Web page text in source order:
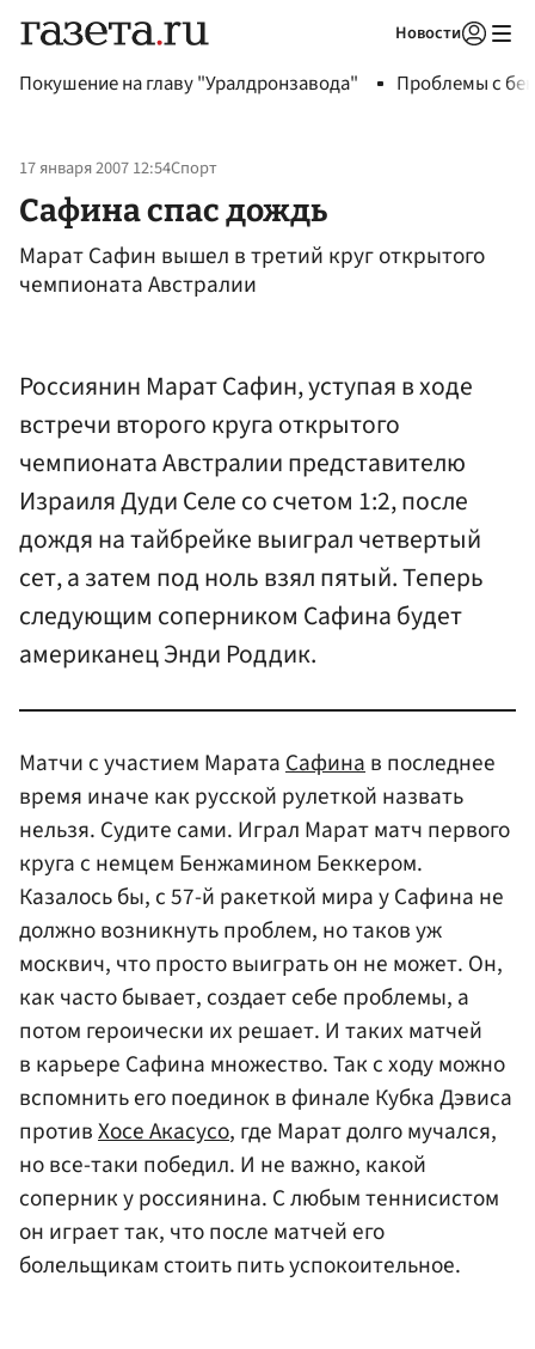
Новости
Покушение на главу "Уралдронзавода" Проблемы с
17 января 2007 12:54Спорт
Сафина спас дождь
Марат Сафин вышел в третий круг открытого
чемпионата Австралии
Россиянин Марат Сафин, уступая в ходе
встречи второго круга открытого
чемпионата Австралии представителю
Израиля Дуди Селе со счетом 1:2, после
дождя на тайбрейке выиграл четвертый
сет, а затем под ноль взял пятый. Теперь
следующим соперником Сафина будет
американец Энди Роддик.
Матчи с участием Марата Сафина в последнее
время иначе как русской рулеткой назвать
нельзя. Судите сами. Играл Марат матч первого
круга с немцем Бенжамином Беккером.
Казалось бы, с 57-й ракеткой мира у Сафина не
должно возникнуть проблем, но таков уж
москвич, что просто выиграть он не может. Он,
как часто бывает, создает себе проблемы, а
потом героически их решает. И таких матчей
в карьере Сафина множество. Так с ходу можно
вспомнить его поединок в финале Кубка Дэвиса
противХосе Акасусо, где Марат долго мучался,
но все-таки победил. И не важно, какой
соперник у россиянина. С любым теннисистом
он играет так, что после матчей его
болельщикам стоить пить успокоительное.